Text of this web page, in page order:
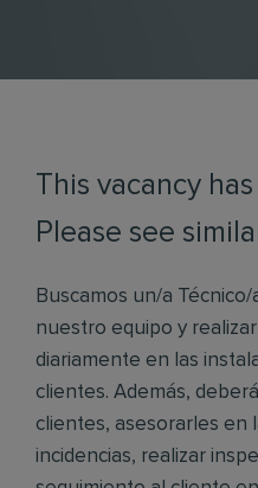
This vacancy
Please see
Buscamos un/a
nuestro equipo y
diariamente en las
clientes. Además,
clientes, asesorarles en
incidencias, realizar